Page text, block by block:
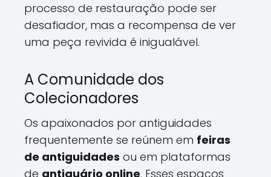
processo de restauração pode ser
desafiador, mas a recompensa de ver
uma peça revivida é inigualável.
A Comunidade dos
Colecionadores
Os apaixonados por antiguidades
frequentemente se reúnem em feiras
de antiguidades ou em plataformas
de antiquário online. Esses espaços